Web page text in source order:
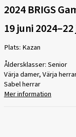
2024 BRIGS
19 juni 2024–
Plats: Kazan
Åldersklasser: Senior
Värja damer, Värja
Sabel herrar
Mer information